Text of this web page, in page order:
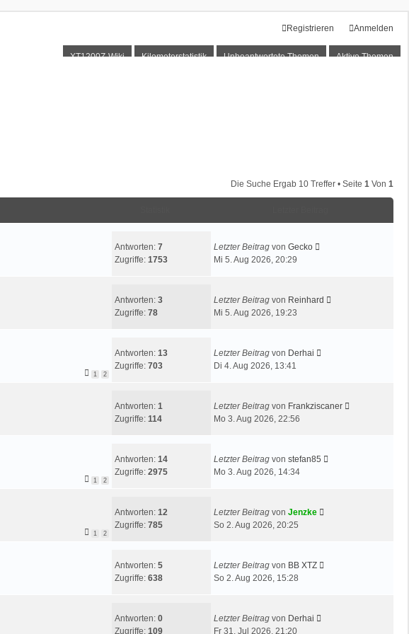
Anmelden
Registrieren
XT1200Z-Wiki Kilometerstatistik Unbeantwortete Themen Aktive Themen
Die Suche Ergab 10 Treffer • Seite 1 Von 1
Antworten: 7
Zugriffe: 1753
Letzter Beitrag von Gecko
Mi 5. Aug 2026, 20:29
Antworten: 3
Zugriffe: 78
Letzter Beitrag von Reinhard
Mi 5. Aug 2026, 19:23
1 2
Antworten: 13
Zugriffe: 703
Letzter Beitrag von Derhai
Di 4. Aug 2026, 13:41
Antworten: 1
Zugriffe: 114
Letzter Beitrag von Frankziscaner
Mo 3. Aug 2026, 22:56
1 2
Antworten: 14
Zugriffe: 2975
Letzter Beitrag von stefan85
Mo 3. Aug 2026, 14:34
1 2
Antworten: 12
Zugriffe: 785
Letzter Beitrag von Jenzke
So 2. Aug 2026, 20:25
Antworten: 5
Zugriffe: 638
Letzter Beitrag von BB XTZ
So 2. Aug 2026, 15:28
Antworten: 0
Zugriffe: 109
Letzter Beitrag von Derhai
Fr 31. Jul 2026, 21:20